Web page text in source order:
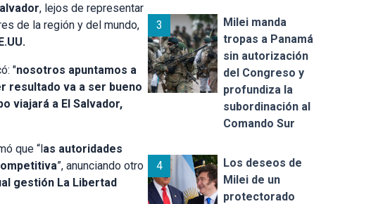
, lejos de representar
de la región y del mundo,
"nosotros apuntamos a
resultado va a ser bueno
viajará a El Salvador,
que “las autoridades
”, anunciando otro
gestión La Libertad
3
Milei manda
tropas a Panamá
sin autorización
del Congreso y
profundiza la
subordinación al
Comando Sur
4
Los deseos de
Milei de un
protectorado